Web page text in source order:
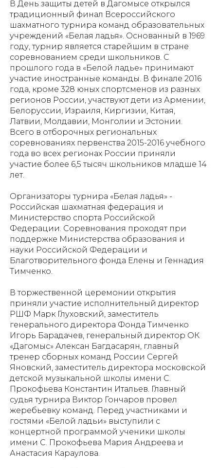
В День защиты детей в Дагомысе открылся
традиционный финал Всероссийского
шахматного турнира команд образовательных
учреждений «Белая ладья». Основанный в 1969
году, турнир является старейшим в стране
соревнованием среди школьников. С
прошлого года в «Белой ладье» принимают
участие иностранные команды. В финале 2016
года, кроме 328 юных спортсменов из разных
регионов России, участвуют дети из Армении,
Белоруссии, Израиля, Киргизии, Китая,
Латвии, Молдавии, Монголии и Эстонии.
Всего в отборочных региональных
соревнованиях первенства 2015-2016 учебного
года во всех регионах России приняли
участие более 6,5 тысяч школьников младше 14
лет.
Организаторы турнира «Белая ладья» -
Российская шахматная федерация и
Министерство спорта Российской
Федерации. Соревнования проходят при
поддержке Министерства образования и
науки Российской Федерации и
Благотворительного фонда Елены и Геннадия
Тимченко.
В торжественной церемонии открытия
приняли участие исполнительный директор
РШФ Марк Глуховский, заместитель
генерального директора Фонда Тимченко
Игорь Барадачев, генеральный директор ОК
«Дагомыс» Алексан Багдасарян, главный
тренер сборных команд России Сергей
Яновский, заместитель директора московской
детской музыкальной школы имени С.
Прокофьева Константин Итальев. Главный
судья турнира Виктор Гончаров провел
жеребьевку команд. Перед участниками и
гостями «Белой ладьи» выступили с
концертной программой ученики школы
имени С. Прокофьева Мария Андреева и
Анастасия Караулова.